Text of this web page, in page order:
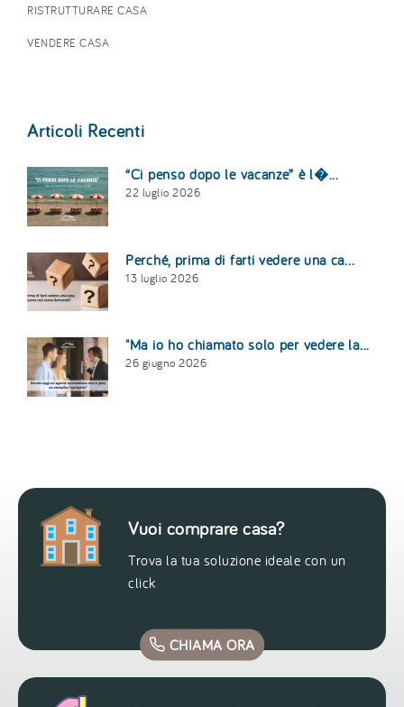
RISTRUTTURARE CASA
VENDERE CASA
Articoli Recenti
“Ci penso dopo le vacanze” è l�...
22 luglio 2026
Perché, prima di farti vedere una ca...
13 luglio 2026
"Ma io ho chiamato solo per vedere la...
26 giugno 2026
Vuoi comprare casa?
Trova la tua soluzione ideale con un
click
CHIAMA ORA